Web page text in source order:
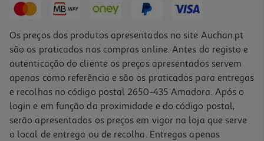
-10%
Os preços dos produtos apresentados no site Auchan.pt
são os praticados nas compras online. Antes do registo e
autenticação do cliente os preços apresentados servem
apenas como referência e são os praticados para entregas
e recolhas no código postal 2650-435 Amadora. Após o
login e em função da proximidade e do código postal,
serão apresentados os preços em vigor na loja que serve
o local de entrega ou de recolha. Entregas apenas